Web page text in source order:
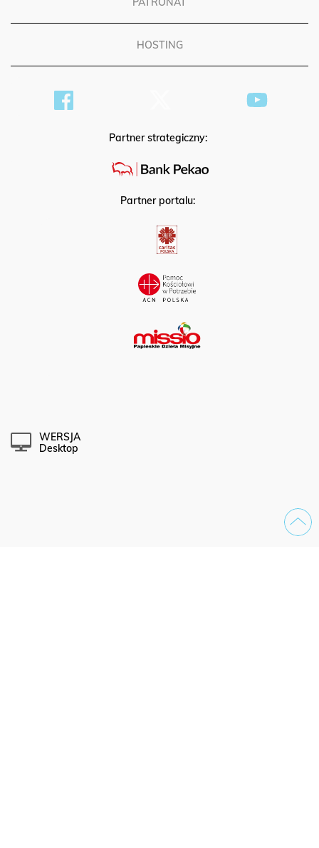
HOSTING
Partner strategiczny:
Partner portalu:
WERSJA
Desktop